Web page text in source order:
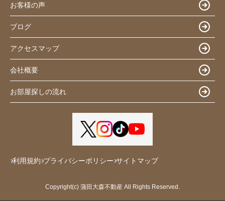
お客様の声
ブログ
アクセスマップ
会社概要
お部屋探しの流れ
利用規約 プライバシーポリシー サイトマップ
Copyright(c) 蒲田大森不動産 All Rights Reserved.